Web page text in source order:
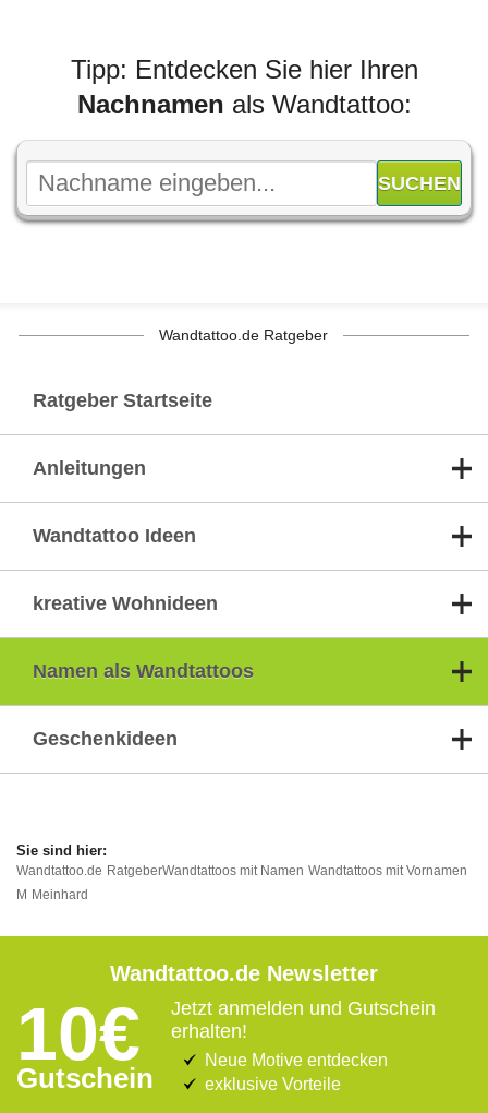
Tipp: Entdecken Sie hier Ihren
Nachnamen als Wandtattoo:
Wandtattoo.de Ratgeber
Ratgeber Startseite
Anleitungen
Wandtattoo Ideen
kreative Wohnideen
Namen als Wandtattoos
Geschenkideen
Wandtattoo.de RatgeberWandtattoos mit Namen Wandtattoos mit Vornamen
M Meinhard
Wandtattoo.de Newsletter
10€
Gutschein
Jetzt anmelden und Gutschein
erhalten!
Neue Motive entdecken
exklusive Vorteile